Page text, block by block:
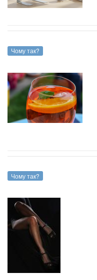
Чому так?
Чому так?